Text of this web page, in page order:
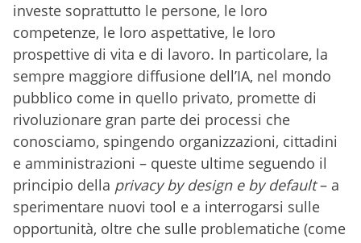
investe soprattutto le persone, le loro
competenze, le loro aspettative, le loro
prospettive di vita e di lavoro. In particolare, la
sempre maggiore diffusione dell’IA, nel mondo
pubblico come in quello privato, promette di
rivoluzionare gran parte dei processi che
conosciamo, spingendo organizzazioni, cittadini
e amministrazioni – queste ultime seguendo il
principio della privacy by design e by default– a
sperimentare nuovi tool e a interrogarsi sulle
opportunità, oltre che sulle problematiche (come